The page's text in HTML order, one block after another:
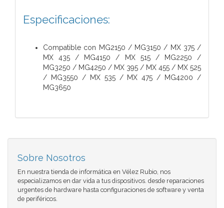
Especificaciones:
Compatible con MG2150 / MG3150 / MX 375 /
MX 435 / MG4150 / MX 515 / MG2250 /
MG3250 / MG4250 / MX 395 / MX 455 / MX 525
/ MG3550 / MX 535 / MX 475 / MG4200 /
MG3650
Sobre Nosotros
En nuestra tienda de informática en Vélez Rubio, nos
especializamos en dar vida a tus dispositivos. desde reparaciones
urgentes de hardware hasta configuraciones de software y venta
de periféricos.